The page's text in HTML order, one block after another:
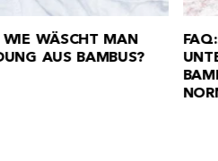
HÄUFIG GESTELLTE FRAGEN
ZU BAMBUSBEKLEIDUNG